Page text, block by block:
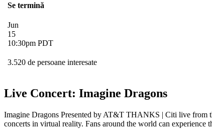
Se termină
Jun
15
10:30pm PDT
3.520 de persoane interesate
Live Concert: Imagine Dragons
Imagine Dragons Presented by AT&T THANKS | Citi live from
concerts in virtual reality. Fans around the world can